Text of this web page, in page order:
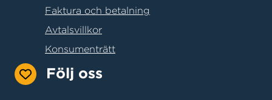
Faktura och betalning
Avtalsvillkor
Konsumenträtt
Följ oss